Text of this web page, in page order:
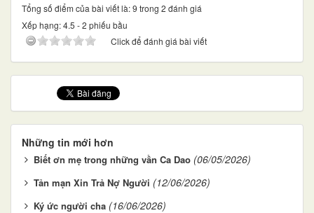
Tổng số điểm của bài viết là: 9 trong 2 đánh giá
Xếp hạng:4.5 -2 phiếu bầu
Click để đánh giá bài viết
Những tin mới hơn
Biết ơn mẹ trong những vần Ca Dao (06/05/2026)
Tản mạn Xin Trả Nợ Người (12/06/2026)
Ký ức người cha (16/06/2026)